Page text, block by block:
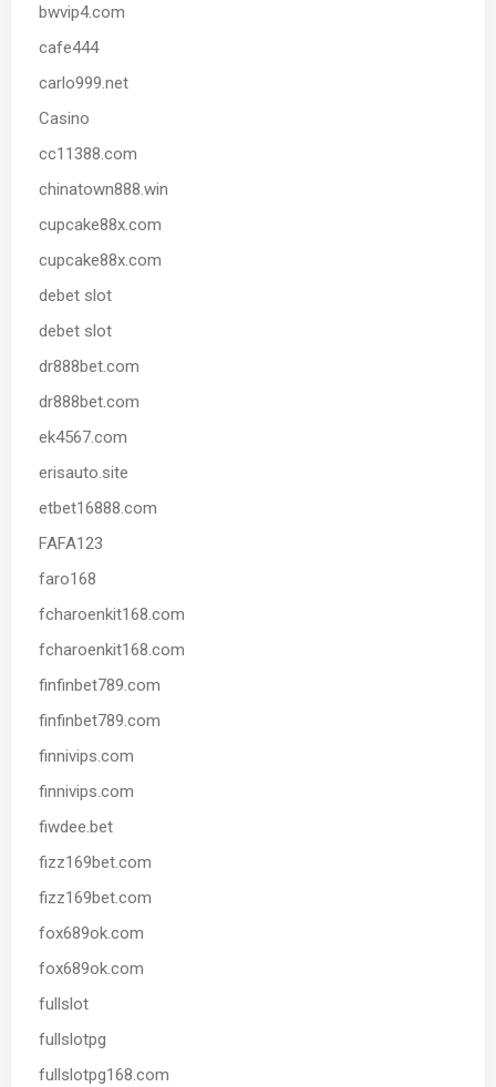
bwvip4.com
cafe444
carlo999.net
Casino
cc11388.com
chinatown888.win
cupcake88x.com
cupcake88x.com
debet slot
debet slot
dr888bet.com
dr888bet.com
ek4567.com
erisauto.site
etbet16888.com
FAFA123
faro168
fcharoenkit168.com
fcharoenkit168.com
finfinbet789.com
finfinbet789.com
finnivips.com
finnivips.com
fiwdee.bet
fizz169bet.com
fizz169bet.com
fox689ok.com
fox689ok.com
fullslot
fullslotpg
fullslotpg168.com